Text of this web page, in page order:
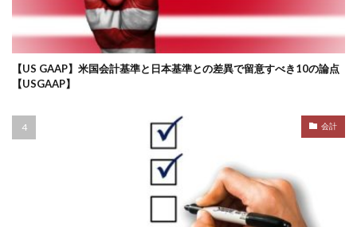
【US GAAP】米国会計基準と日本基準との差異で留意すべき10の論点
【USGAAP】
会計